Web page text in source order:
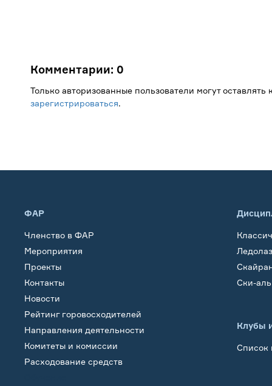
Комментарии: 0
Только авторизованные пользователи могут
зарегистрироваться.
ФАР
Членство в ФАР
Мероприятия
Проекты
Контакты
Новости
Рейтинг горовосходителей
Направления деятельности
Комитеты и комиссии
Расходование средств
Ски-
Клубы
Список